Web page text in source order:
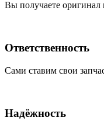
Вы получаете
Ответственность
Сами ставим свои
Надёжность